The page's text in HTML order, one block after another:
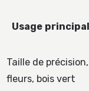
Usage principal
Taille de précision,
fleurs, bois vert